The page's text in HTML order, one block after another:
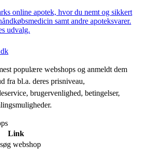
online apotek, hvor du nemt og sikkert
samt andre apoteksvarer.
udvalg.
populære webshops og anmeldt dem
fra bl.a. deres prisniveau,
brugervenlighed, betingelser,
Link
webshop